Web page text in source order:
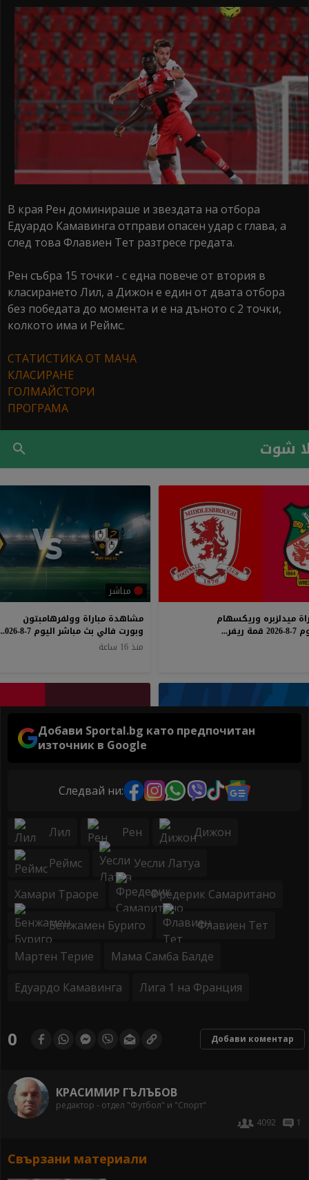
В края Рен доминираше и звездата на отбора
Едуардо Камавинга отправи опасен удар с глава, а
след това Флавиен Тет разтресе гредата.
Рен събра 15 точки - с една повече от втория в
класирането Лил, а Дижон е един от двата отбора
без победата до момента и е на дъното с 2 точки,
колкото има и Реймс.
СТАТИСТИКА ОТ МАЧА
КЛАСИРАНЕ
ГОЛМАЙСТОРИ
ПРОГРАМА
Добави Sportal.bg като предпочитан
източник в Google
Следвай ни:
Лил Рен Дижон
Реймс Уесли Латуа
Хамари Траоре Фредерик Самаритано
Бенжамен Буриго Флавиен Тет
Мартен Терие Мама Самба Балде
Едуардо Камавинга Лига 1 на Франция
0 Добави коментар
КРАСИМИР ГЪЛЪБОВ
редактор - отдел "Футбол" и "Спорт"
4092
1
Свързани материали